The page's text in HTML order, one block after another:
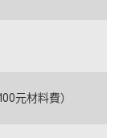
元材料費）